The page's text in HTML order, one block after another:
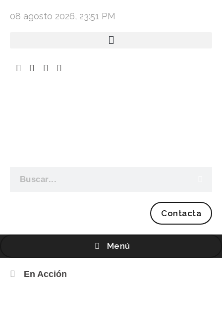
08 agosto 2026, 23:51 PM
Contacta
Menú
En Acción